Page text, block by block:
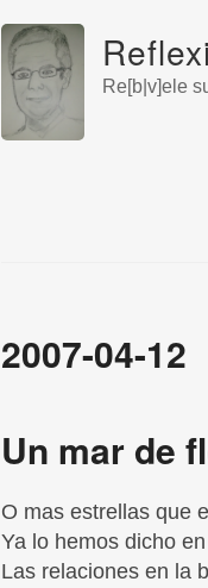
Re[b|v]ele
2007-04-12
Un mar de
O mas estrellas que
Ya lo hemos dicho
Las relaciones en la